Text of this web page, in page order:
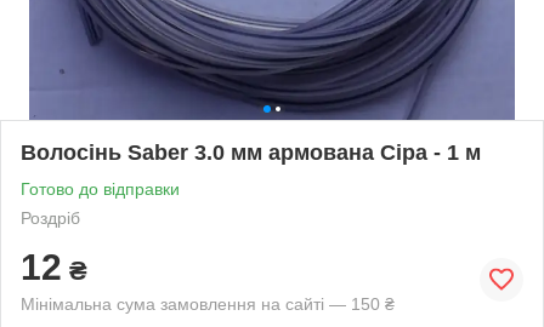
Волосінь Saber 3.0 мм армована Сіра - 1 м
Готово до відправки
Роздріб
12 ₴
Мінімальна сума замовлення на сайті — 150 ₴